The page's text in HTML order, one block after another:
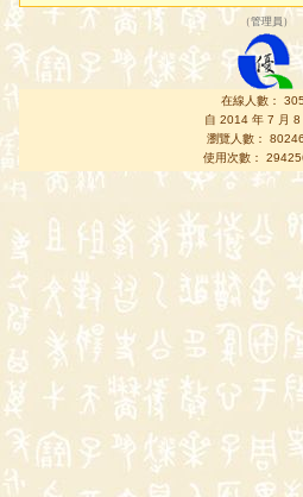
（管理員 ）
在線人數：
自 2014 年 7 月 8
瀏覽人數：
使用次數：